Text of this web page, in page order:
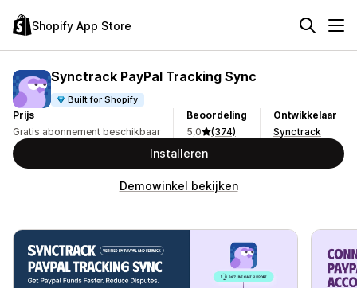
Shopify App Store
Synctrack PayPal Tracking Sync
Built for Shopify
Prijs
Gratis abonnement beschikbaar
Beoordeling
5,0
(374)
Ontwikkelaar
Synctrack
Installeren
Demowinkel bekijken